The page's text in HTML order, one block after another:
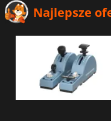
Najlepsze